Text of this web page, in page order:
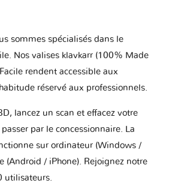
sommes spécialisés dans le
Nos valises klavkarr (100% Made
rendent accessible aux
réservé aux professionnels.
lancez un scan et effacez votre
par le concessionnaire. La
sur ordinateur (Windows /
(Android / iPhone). Rejoignez notre
utilisateurs.